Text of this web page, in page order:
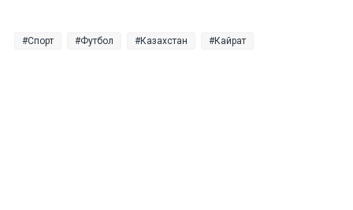
Спорт Футбол Казахстан Кайрат